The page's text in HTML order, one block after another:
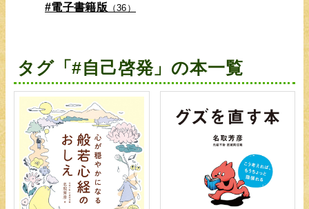
#電子書籍版 （36）
タグ「#自己啓発」の本一覧